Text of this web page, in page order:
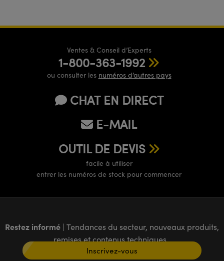
Ventes & Conseil d’Experts
1-800-363-1992
ou consulter les numéros d’autres pays
CHAT EN DIRECT
E-MAIL
OUTIL DE DEVIS
facile à utiliser
entrer les numéros de stock pour commencer
Restez informé | Tendances du secteur, nouveaux produits,
remises et contenus techniques
Inscrivez-vous